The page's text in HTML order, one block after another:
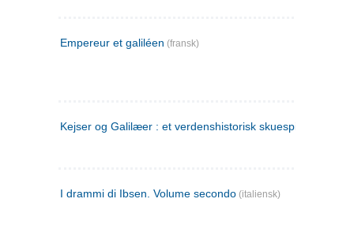
Empereur et galiléen (fransk)
Kejser og Galilæer : et verdenshistorisk skuespil
I drammi di Ibsen. Volume secondo (italiensk)